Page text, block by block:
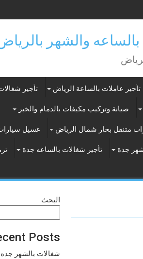
تأجير عاملات بالساعة الرياض تأجير
صيانة وتركيب مكيفات بالدمام والخبر
متنقل بخار شمال الرياض غسيل
جدة تأجير شغالات بالساعه جدة
البحث
Posts
شغالات بالشهر جده حى